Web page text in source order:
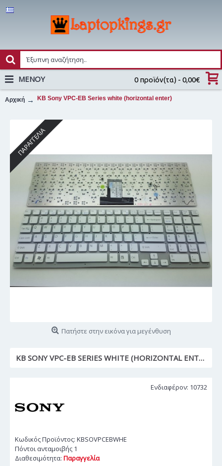
0 προϊόν(τα) - 0,00€
MENOY
Αρχική KB Sony VPC-EB Series white (horizontal enter)
ΠΑΡΑΓΓΕΛΊΑ
Πατήστε στην εικόνα για μεγένθυση
KB SONY VPC-EB SERIES WHITE (HORIZONTAL ENTER)
Ενδιαφέρον: 10732
Κωδικός Προϊόντος: KBSOVPCEBWHE
Πόντοι ανταμοιβής 1
Διαθεσιμότητα: Παραγγελία